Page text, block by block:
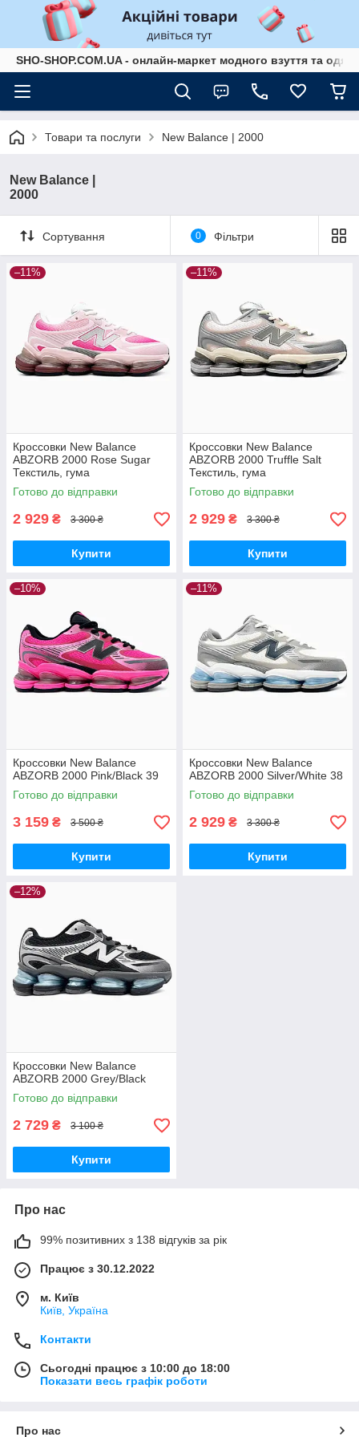
SHO-SHOP.COM.UA - онлайн-маркет модного взуття та
Товари та послуги New
New Balance |
2000 ​
Сортування 0 Фільтри
–11%
Кроссовки New Balance
ABZORB 2000 Rose Sugar
Текстиль, гума
Готово до відправки
2 929 ₴ 3 300 ₴
Купити
–11%
Кроссовки New Balance
ABZORB 2000 Truffle Salt
Текстиль, гума
Готово до відправки
2 929 ₴ 3 300 ₴
Купити
–10%
Кроссовки New Balance
ABZORB 2000 Pink/Black 39
Готово до відправки
3 159 ₴ 3 500 ₴
Купити
–11%
Кроссовки New Balance
ABZORB 2000 Silver/White 38
Готово до відправки
2 929 ₴ 3 300 ₴
Купити
–12%
Кроссовки New Balance
ABZORB 2000 Grey/Black
Готово до відправки
2 729 ₴ 3 100 ₴
Купити
Про нас
99% позитивних з 138 відгуків за рік
Працює з 30.12.2022
м. Київ
Київ, Україна
Контакти
Сьогодні працює з 10:00 до 18:00
Показати весь графік роботи
Про нас